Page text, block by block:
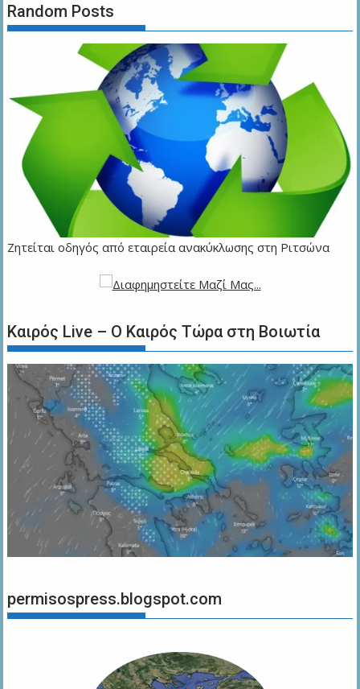
Random Posts
Ζητείται οδηγός από εταιρεία ανακύκλωσης στη Ριτσώνα
Καιρός Live – Ο Καιρός Τώρα στη Βοιωτία
permisospress.blogspot.com